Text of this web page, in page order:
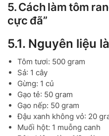
5. Cách làm tôm
cực đã”
5.1. Nguyên liệu
Tôm tươi: 500 gram
Sả: 1 cây
Gừng: 1 củ
Gạo tẻ: 50 gram
Gạo nếp: 50 gram
Đậu xanh không vỏ: 20
Muối hột: 1 muỗng canh